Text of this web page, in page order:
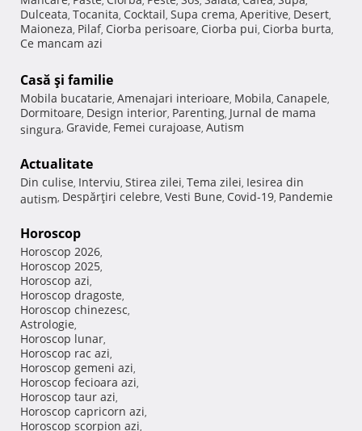
Dulceata, Tocanita, Cocktail, Supa crema, Aperitive, Desert,
Maioneza, Pilaf, Ciorba perisoare, Ciorba pui, Ciorba burta,
Ce mancam azi
Casă şi familie
Mobila bucatarie, Amenajari interioare, Mobila, Canapele,
Dormitoare, Design interior, Parenting, Jurnal de mama
singura, Gravide, Femei curajoase, Autism
Actualitate
Din culise, Interviu, Stirea zilei, Tema zilei, Iesirea din
autism, Despărţiri celebre, Vesti Bune, Covid-19, Pandemie
Horoscop
Horoscop 2026,
Horoscop 2025,
Horoscop azi,
Horoscop dragoste,
Horoscop chinezesc,
Astrologie,
Horoscop lunar,
Horoscop rac azi,
Horoscop gemeni azi,
Horoscop fecioara azi,
Horoscop taur azi,
Horoscop capricorn azi,
Horoscop scorpion azi,